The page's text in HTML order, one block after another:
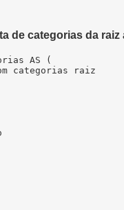
de categorias da raiz
AS (
categorias raiz